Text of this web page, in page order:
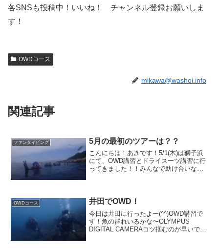
各SNSも投稿中！いいね！ チャンネル登録お願いしま
す！
OWDコース
mikawa@washoi.info
関連記事
ファンダイビング 5月の最初のツアーは？？
こんにちは！あきです！5/1(木)は獅子浜
にて、OWD講習とドライスーツ講習に行
ってきました！！みんなで助け合いなが
くクリア☆何故...
OWDコース 井田でOWD！
今日は井田に行ったよー(^^)OWD講習で
す！魚の群れいるかな〜OLYMPUS
DIGITAL CAMERAコツ掴むのが早いで